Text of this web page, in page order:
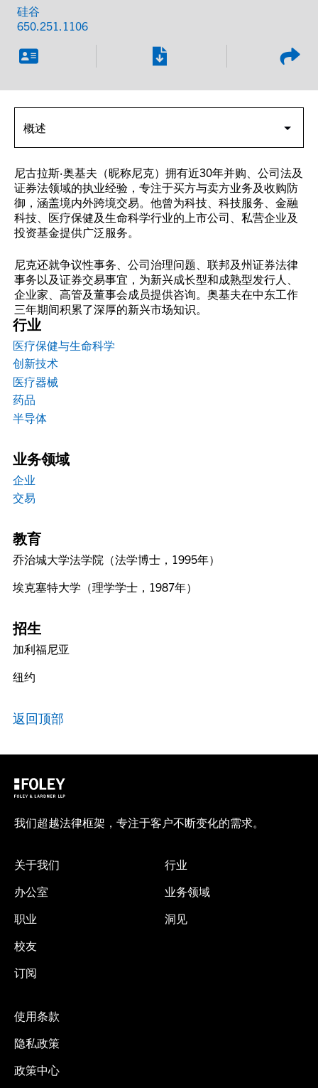
硅谷
650.251.1106
行业
医疗保健与生命科学
创新技术
医疗器械
药品
半导体
业务领域
企业
交易
教育
乔治城大学法学院（法学博士，1995年）
埃克塞特大学（理学学士，1987年）
招生
加利福尼亚
纽约
返回顶部
尼古拉斯·奥基夫（昵称尼克）拥有近30年并购、公司法及
证券法领域的执业经验，专注于买方与卖方业务及收购防
御，涵盖境内外跨境交易。他曾为科技、科技服务、金融
科技、医疗保健及生命科学行业的上市公司、私营企业及
投资基金提供广泛服务。
尼克还就争议性事务、公司治理问题、联邦及州证券法律
事务以及证券交易事宜，为新兴成长型和成熟型发行人、
企业家、高管及董事会成员提供咨询。奥基夫在中东工作
三年期间积累了深厚的新兴市场知识。
我们超越法律框架，专注于客户不断变化的需求。
关于我们
办公室
职业
校友
订阅
行业
业务领域
洞见
使用条款
隐私政策
政策中心